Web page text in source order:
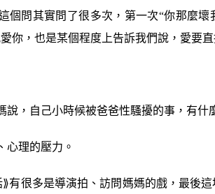
個問其實問了很多次，第一次“你那麼
你，也是某個程度上告訴我們說，愛要
說，自己小時候被爸爸性騷擾的事，有什
心理的壓力。
有很多是導演拍、訪問媽媽的戲，最後